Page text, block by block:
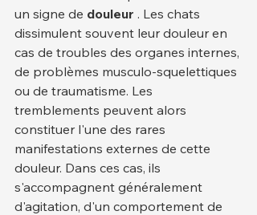
un signe de douleur . Les chats
dissimulent souvent leur douleur en
cas de troubles des organes internes,
de problèmes musculo-squelettiques
ou de traumatisme. Les
tremblements peuvent alors
constituer l'une des rares
manifestations externes de cette
douleur. Dans ces cas, ils
s'accompagnent généralement
d'agitation, d'un comportement de